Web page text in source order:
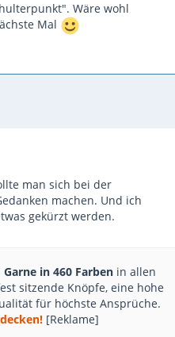
Wäre wohl
Mal
man sich bei der
machen. Und ich
gekürzt werden.
Garne in 460 Farben in allen
sitzende Knöpfe, eine hohe
für höchste Ansprüche.
[Reklame]